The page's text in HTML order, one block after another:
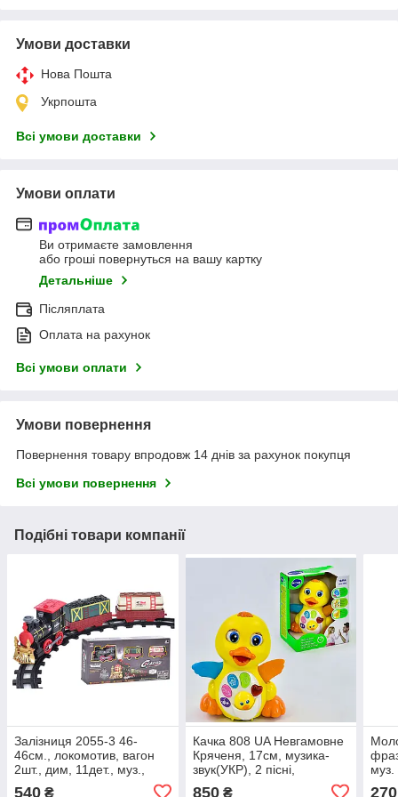
Умови доставки
Нова Пошта
Укрпошта
Всі умови доставки
Умови оплати
Ви отримаєте замовлення
або гроші повернуться на вашу картку
Детальніше
Післяплата
Оплата на рахунок
Всі умови оплати
Умови повернення
Повернення товару впродовж 14 днів за рахунок покупця
Всі умови повернення
Подібні товари компанії
Залізниця 2055-3 46-
46см., локомотив, вагон
2шт., дим, 11дет., муз.,
світло, бат.,кор.,45,5-23-
540 ₴
Качка 808 UA Невгамовне
Кряченя, 17см, музика-
звук(УКР), 2 пісні,
850₴
муз.
270